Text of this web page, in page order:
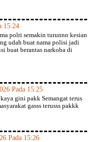
15:24
polri semakin turunnn kesian
udah buat nama polisi jadi
buat berantas narkoba di
Pada 15:25
gini pakk Semangat terus
gasss terusss pakkk
Pada 15:26